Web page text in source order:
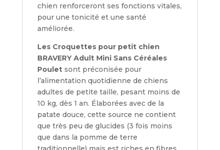
chien renforceront ses fonctions vitales,
pour une tonicité et une santé
améliorée.
Les Croquettes pour petit chien
BRAVERY Adult Mini Sans Céréales
Pouletsont préconisée pour
l’alimentation quotidienne de chiens
adultes de petite taille, pesant moins de
10 kg, dès 1 an. Élaborées avec de la
patate douce, cette source ne contient
que très peu de glucides (3 fois moins
que dans la pomme de terre